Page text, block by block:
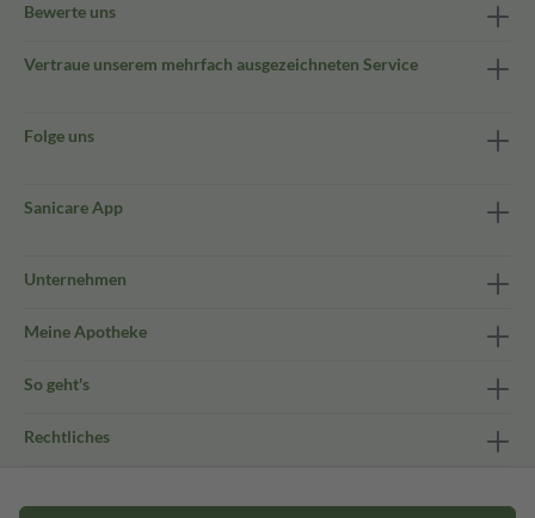
Bewerte uns
Vertraue unserem mehrfach ausgezeichneten Service
Folge uns
Sanicare App
Unternehmen
Meine Apotheke
So geht's
Rechtliches